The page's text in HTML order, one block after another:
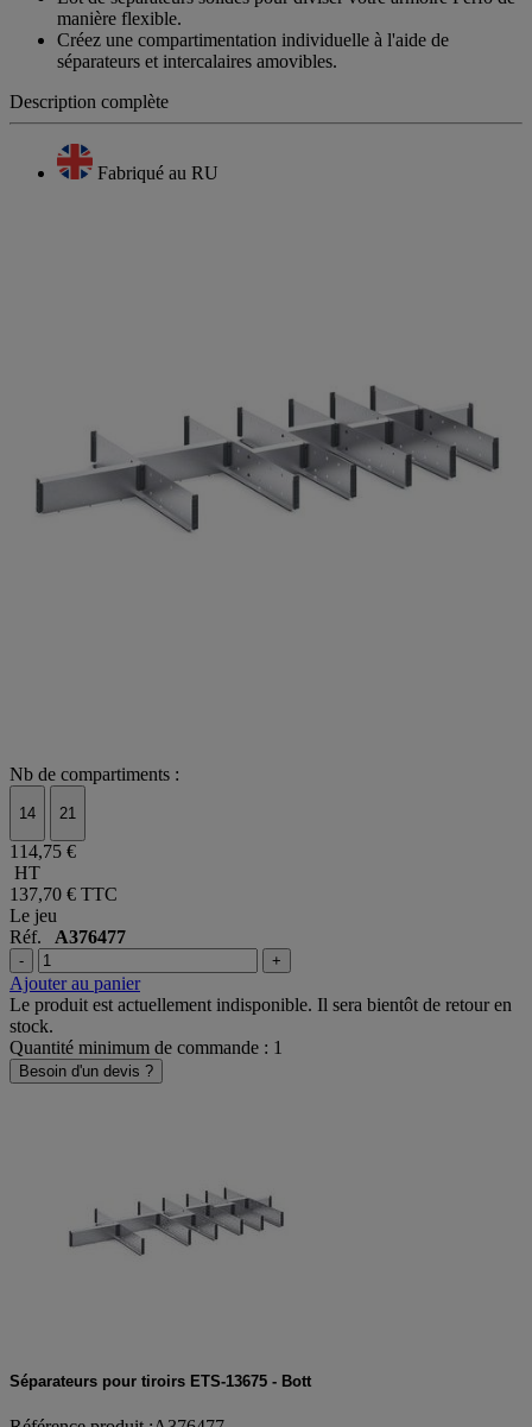
manière flexible.
Créez une compartimentation individuelle à l'aide de
séparateurs et intercalaires amovibles.
Description complète
Fabriqué au RU
Nb de compartiments :
14 21
114,75 €
HT
137,70 € TTC
Le jeu
Réf. A376477
- +
Ajouter au panier
Le produit est actuellement indisponible. Il sera bientôt de retour en
stock.
Quantité minimum de commande : 1
Besoin d'un devis ?
Séparateurs pour tiroirs ETS-13675 - Bott